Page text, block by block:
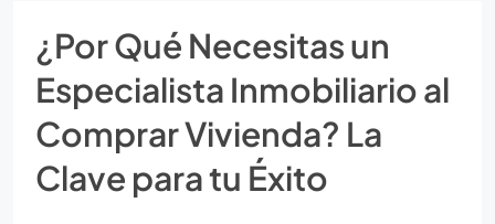
¿Por Qué Necesitas un
Especialista Inmobiliario al
Comprar Vivienda? La
Clave para tu Éxito